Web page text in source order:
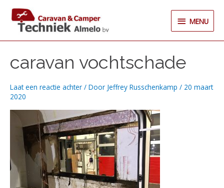
naar
inhoud
MENU
MENU
caravan vochtschade
Laat een reactie achter / Door Jeffrey Russchenkamp / 20 maart
2020